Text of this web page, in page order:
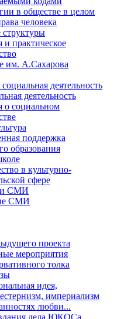
в обществе в целом
человека
практическое
им. А.Сахарова
деятельность
деятельность
о социальном
поддержка
образования
в культурно-
сфере
и СМИ
СМИ
проекта
мероприятия
толка
идея,
империализм
любви...